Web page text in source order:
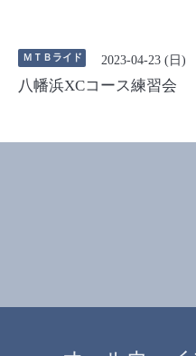
ＭＴＢライド 2023-04-23 (日)
八幡浜XCコース練習会